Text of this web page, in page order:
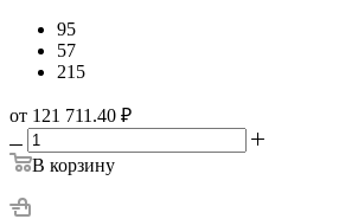
95
57
215
от 121 711.40 ₽
В корзину